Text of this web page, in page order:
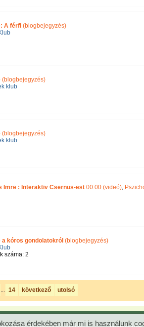
A férfi (blogbejegyzés)
(blogbejegyzés)
klub
(blogbejegyzés)
klub
Imre : Interaktiv Csernus-est 00:00 (videó),
kóros gondolatokról (blogbejegyzés)
száma: 2
... 14 következő utolsó
érdekében már mi is használunk